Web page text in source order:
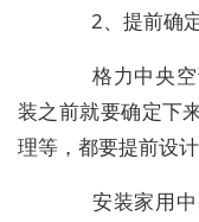
2、提前确定
格力中央空
装之前就要确定下
理等，都要提前设
安装家用中